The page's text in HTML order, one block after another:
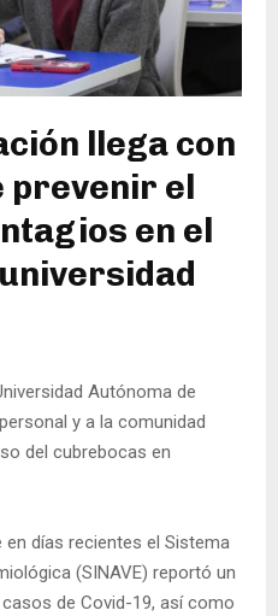
llega con
prevenir el
en el
Autónoma de
y a la comunidad
del cubrebocas en
días recientes el Sistema
(SINAVE) reportó un
de Covid-19, así como